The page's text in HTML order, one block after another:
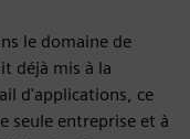
le domaine de
déjà mis à la
d'applications, ce
seule entreprise et à